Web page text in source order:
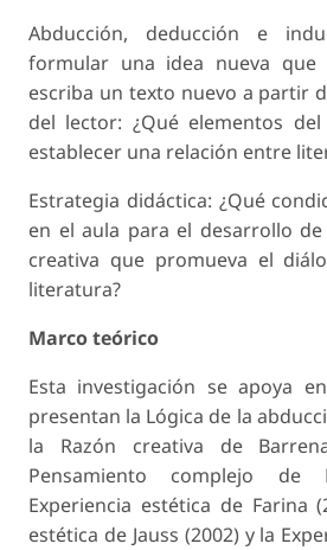
Abducción, deducción e
formular una idea nueva que
escriba un texto nuevo a partir
del lector: ¿Qué elementos
establecer una relación entre
Estrategia didáctica: ¿Qué
en el aula para el desarrollo
creativa que promueva el
literatura?
Marco teórico
Esta investigación se apoya
presentan la Lógica de la
la Razón creativa de
Pensamiento complejo
Experiencia estética de Farina
estética de Jauss (2002) y la